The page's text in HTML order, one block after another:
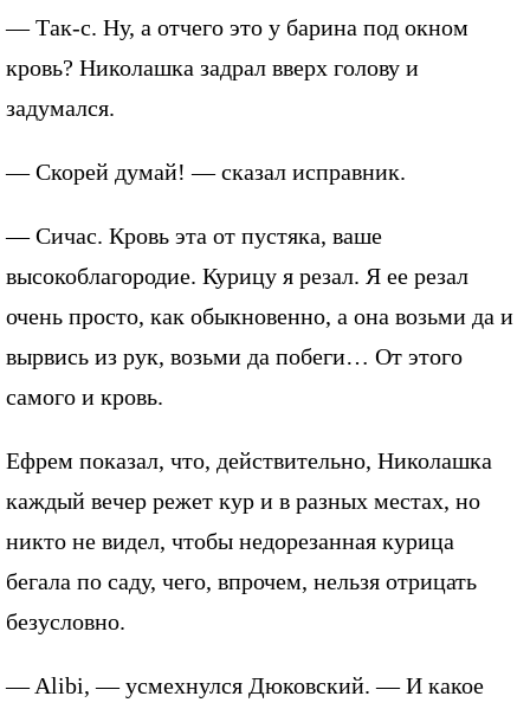
— Так-с. Ну, а отчего это у барина под окном
кровь? Николашка задрал вверх голову и
задумался.
— Скорей думай! — сказал исправник.
— Сичас. Кровь эта от пустяка, ваше
высокоблагородие. Курицу я резал. Я ее резал
очень просто, как обыкновенно, а она возьми да и
вырвись из рук, возьми да побеги… От этого
самого и кровь.
Ефрем показал, что, действительно, Николашка
каждый вечер режет кур и в разных местах, но
никто не видел, чтобы недорезанная курица
бегала по саду, чего, впрочем, нельзя отрицать
безусловно.
— Alibi, — усмехнулся Дюковский. — И какое